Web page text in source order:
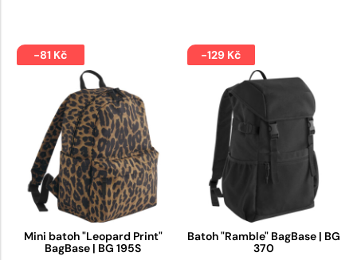
-81 Kč
Mini batoh "Leopard Print"
BagBase | BG 195S
-129 Kč
Batoh "Ramble" BagBase | BG
370